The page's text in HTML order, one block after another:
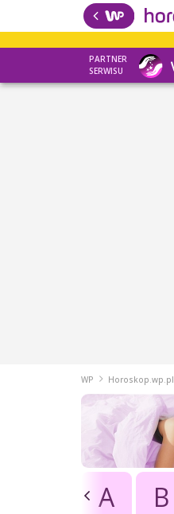
PARTNER
SERWISU
WP Horoskop.wp.pl
A B